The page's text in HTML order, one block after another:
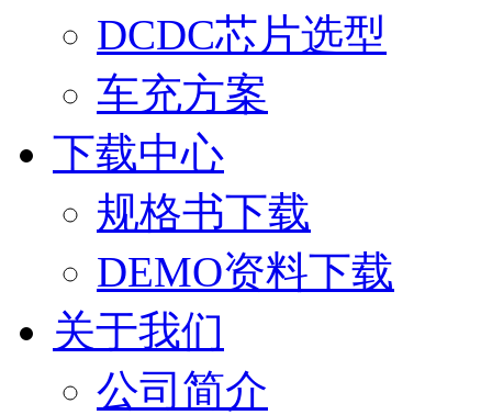
DCDC芯片选型
车充方案
下载中心
规格书下载
DEMO资料下载
关于我们
公司简介